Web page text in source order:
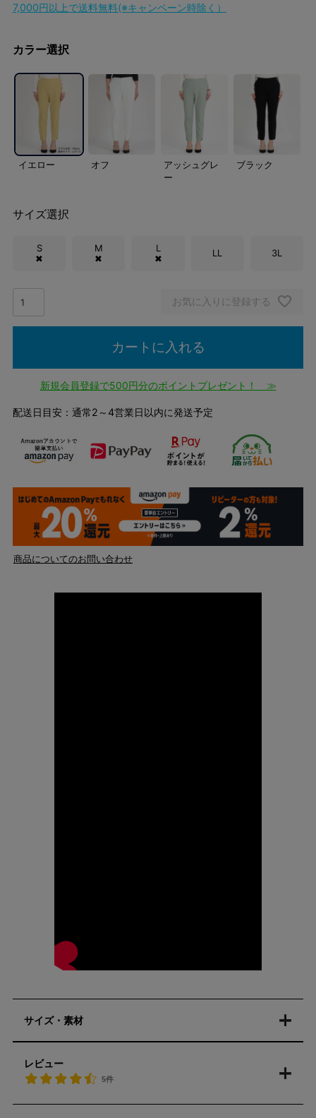
7,000円以上で送料無料(※キャンペーン時除く）
カラー選択
イエロー オフ
アッシュグレ
ー
ブラック
サイズ選択
S
✖
M
✖
L
✖
LL 3L
お気に入りに登録する
カートに入れる
新規会員登録で500円分のポイントプレゼント！ ≫
配送日目安：通常2～4営業日以内に発送予定
商品についてのお問い合わせ
サイズ・素材
レビュー
5件